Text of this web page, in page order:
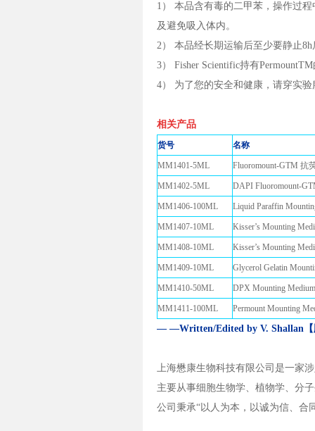
1） 本品含有毒的二甲苯，操作过
及避免吸入体内。
2） 本品经长期运输后至少要静止
3） Fisher Scientific持有
4） 为了您的安全和健康，请穿实
相关产品
货号 名称
MM1401-5ML Fluoromount-GTM 抗
MM1402-5ML DAPI Fluoromount-
MM1406-100ML Liquid Paraffin
MM1407-10ML Kisser’s Mounting
MM1408-10ML Kisser’s Mounting
MM1409-10ML Glycerol Gelatin
MM1410-50ML DPX Mounting
MM1411-100ML Permount Mounting
— —Written/Edited by V. Shallan
上海懋康生物科技有限公司是一家
主要从事细胞生物学、植物学、分
公司秉承“以人为本，以诚为信、